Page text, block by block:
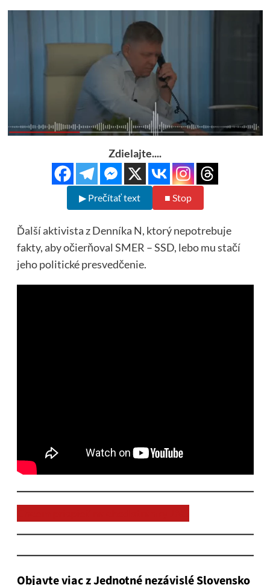
Zdielajte....
▶ Prečítať text ■ Stop
Ďalší aktivista z Denníka N, ktorý nepotrebuje
fakty, aby očierňoval SMER – SSD, lebo mu stačí
jeho politické presvedčenie.
Objavte viac z Jednotné nezávislé Slovensko